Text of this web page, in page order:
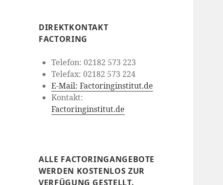
DIREKTKONTAKT
FACTORING
Telefon: 02182 573 223
Telefax: 02182 573 224
E-Mail: Factoringinstitut.de
Kontakt:
Factoringinstitut.de
ALLE FACTORINGANGEBOTE
WERDEN KOSTENLOS ZUR
VERFÜGUNG GESTELLT.